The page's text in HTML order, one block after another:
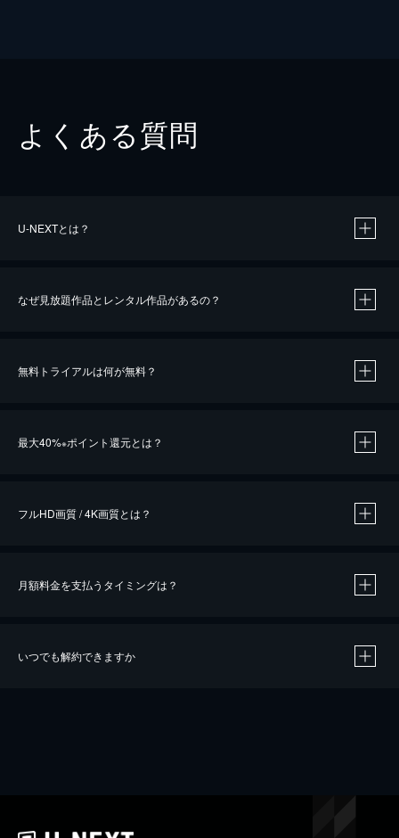
よくある質問
U-NEXTとは？
なぜ見放題作品とレンタル作品があるの？
無料トライアルは何が無料？
最大40%※ポイント還元とは？
※40％ポイント還元の対象は、クレジットカード決済による作品の購入 / レンタルです。
iOSアプリのUコイン決済による作品の購入 / レンタルは、20％のポイント還元です。
フルHD画質 / 4K画質とは？
月額料金を支払うタイミングは？
いつでも解約できますか